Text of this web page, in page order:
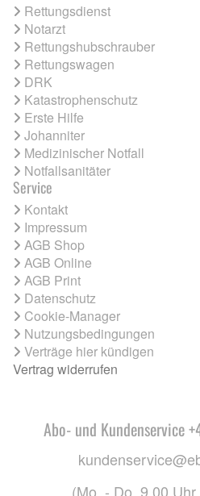
Rettungsdienst
Notarzt
Rettungshubschrauber
Rettungswagen
DRK
Katastrophenschutz
Erste Hilfe
Johanniter
Medizinischer Notfall
Notfallsanitäter
Service
Kontakt
Impressum
AGB Shop
AGB Online
AGB Print
Datenschutz
Cookie-Manager
Nutzungsbedingungen
Verträge hier kündigen
Vertrag widerrufen
Abo- und Kundenservice
(Mo. - Do. 9.00 Uhr